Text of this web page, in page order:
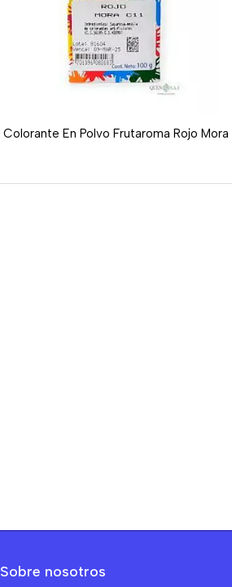
Colorante En Polvo Frutaroma Rojo Mora
Sobre nosotros